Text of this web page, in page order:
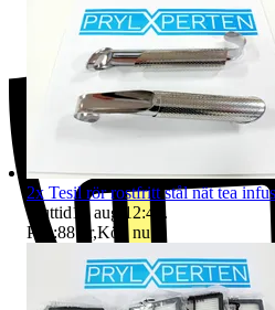
2x Tesil rör rostfritt stål nät tea
Sluttid13 aug 12:41
.
Pris:88 kr,Köp nu.